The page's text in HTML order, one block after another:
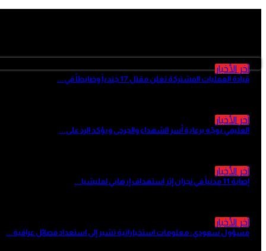
آخر الأخبار
آخر الأخبار
قيادة العمليات المشتركة تعلن مقتل 17 جندياً وضابطاً في...
آخر الأخبار
العليمي يوجّه برعاية أسر الشهداء والجرحى ويؤكد الرد على...
آخر الأخبار
إصابة 11 مدنياً في نجران إثر استهداف إرهابي لمليشيا...
آخر الأخبار
مسؤول سعودي: معلومات استخباراتية تشير إلى استعداد فصائل عراقية...